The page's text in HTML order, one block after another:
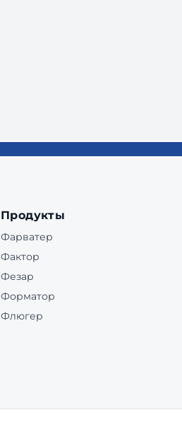
Продукты
Фарватер
Фактор
Фезар
Форматор
Флюгер